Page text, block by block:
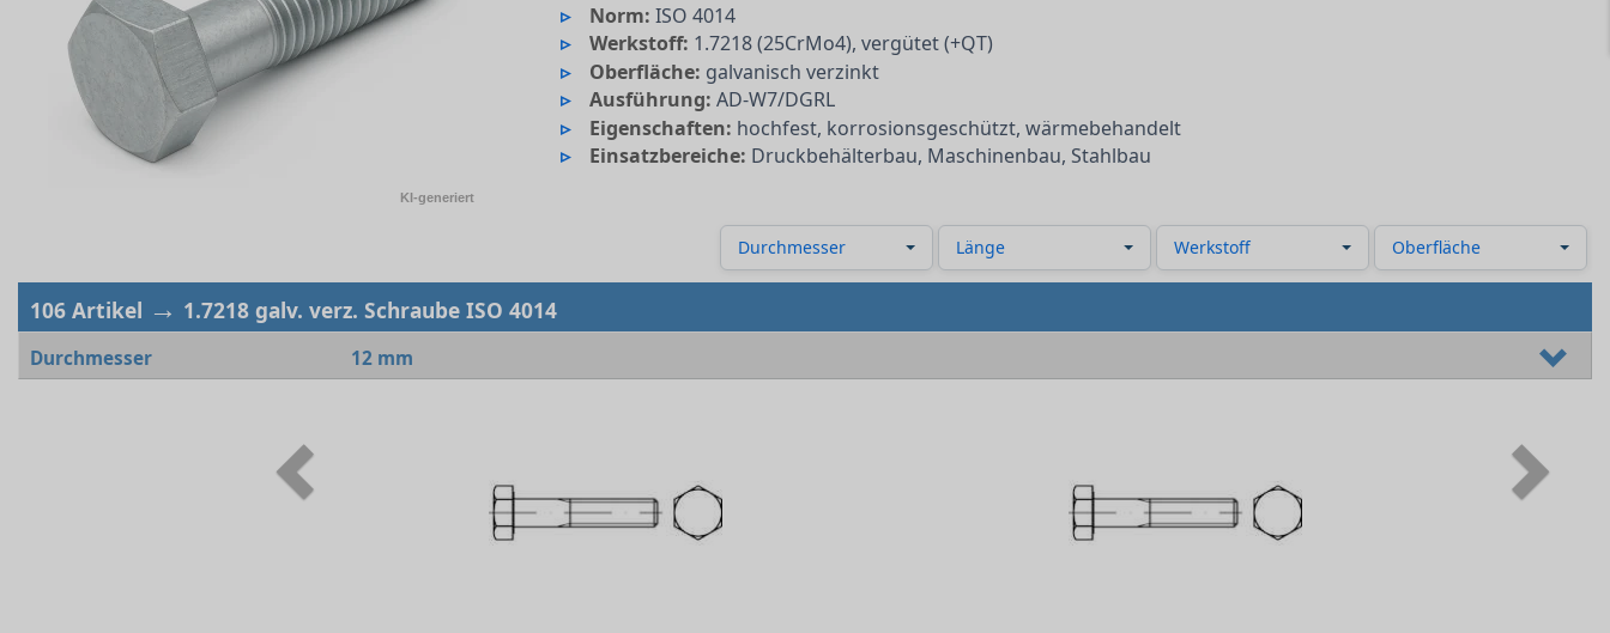
KI-generiert
Norm: ISO 4014
Werkstoff: 1.7218 (25CrMo4), vergütet (+QT)
Oberfläche: galvanisch verzinkt
Ausführung: AD-W7/DGRL
Eigenschaften: hochfest, korrosionsgeschützt, wärmebehandelt
Einsatzbereiche: Druckbehälterbau, Maschinenbau, Stahlbau
Durchmesser Länge Werkstoff Oberfläche
106 Artikel → 1.7218 galv. verz. Schraube ISO 4014
Durchmesser 12 mm